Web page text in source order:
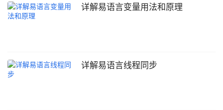
前面,放在后两句的后面则提示窗口无法载入 窗口1.标题 ＝ 标题 窗
口1.标签1.标题 ＝ 内容 //编译为自创信息框.dll //当你想调用前面的
详解易语言变量用法和原理
详解易语言线程同步